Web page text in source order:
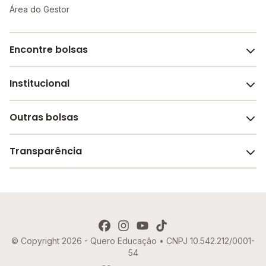
Área do Gestor
Encontre bolsas
Melhores escolas de São Paulo
Escolas por cidade e bairro
Institucional
Sobre o Melhor Escola
Revista Melhor Escola
Outras bolsas
Faculdades e universidades
Transparência
Política de Cookies
© Copyright 2026 - Quero Educação • CNPJ 10.542.212/0001-
54